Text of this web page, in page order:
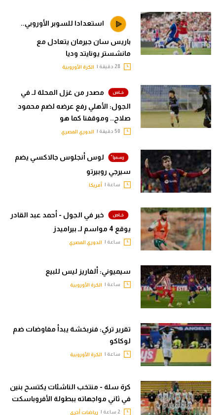
استعدادا للسوبر الأوروبي..
باريس سان جيرمان يتعادل مع
مانشستر يونايتد وديا
الكرة الأوروبية
مصدر من غزل المحلة لـ في
الجول: الأهلي رفع عرضه لضم محمود
صلاح.. وموقفنا كما هو
الدوري المصري
لوس أنجلوس جالاكسي يضم
سيرجي روبيرتو
ساعة | أمريكا
خبر في الجول - أحمد عبد القادر
يوقع 4 مواسم لـ بيراميدز
ساعة | الدوري المصري
سيميوني: ألفاريز ليس للبيع
ساعة | الكرة الأوروبية
تقرير تركي: فنربخشة يبدأ مفاوضات ضم
لوكاكو
ساعة | الكرة الأوروبية
كرة سلة - منتخب الناشئات يكتسح بنين
في ثاني مواجهاته ببطولة الأفروباسكت
رياضات أخرى